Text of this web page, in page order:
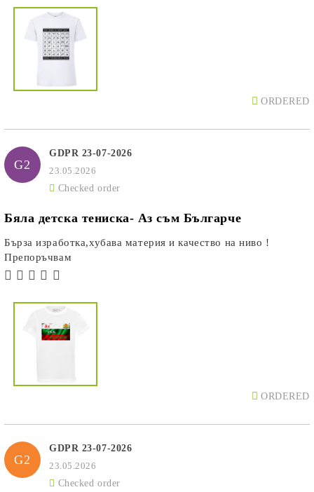
ORDERED
G2
GDPR 23-07-2026
23.05.2026
Checked order
Бяла детска тениска- Аз съм Българче
Бърза изработка,хубава материя и качество на ниво !
Препоръчвам
ORDERED
G2
GDPR 23-07-2026
23.05.2026
Checked order